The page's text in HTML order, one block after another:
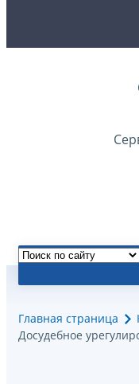
Главная страница
Досудебное